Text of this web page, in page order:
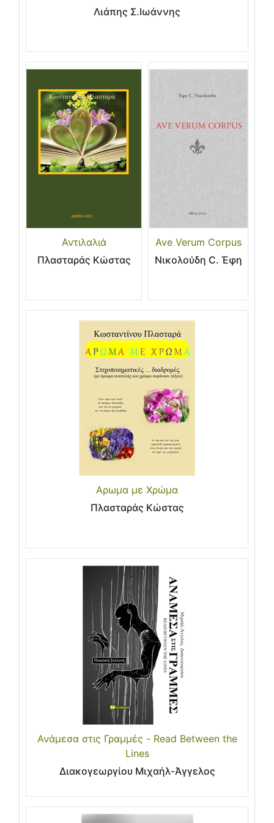
Λιάπης Σ.Ιωάννης
Αντιλαλιά
Πλασταράς Κώστας
Ave Verum Corpus
Νικολούδη C. Έφη
Αρωμα με Χρώμα
Πλασταράς Κώστας
Ανάμεσα στις Γραμμές - Read Between the
Lines
Διακογεωργίου Μιχαήλ-Άγγελος